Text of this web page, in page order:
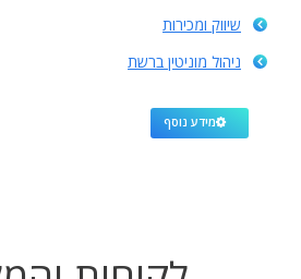
שיווק ומכירות
ניהול מוניטין ברשת
מידע נוסף